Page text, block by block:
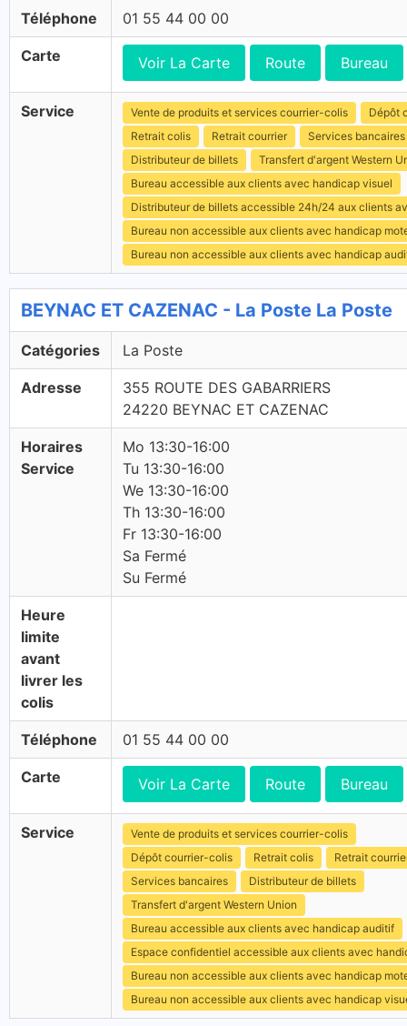
Téléphone 01 55 44 00 00
Carte Voir La Carte Route Bureau
Service Vente de produits et services courrier-colis
Dépôt
Retrait colis
Retrait courrier
Services bancaires
Distributeur de billets
Transfert d'argent Western
Bureau accessible aux clients avec handicap visuel
Distributeur de billets accessible 24h/24 aux clients
Bureau non accessible aux clients avec handicap
Bureau non accessible aux clients avec handicap
BEYNAC ET CAZENAC - La Poste La Poste
Catégories La Poste
Adresse
355 ROUTE DES GABARRIERS
24220 BEYNAC ET CAZENAC
Horaires
Service
Mo 13:30-16:00
Tu 13:30-16:00
We 13:30-16:00
Th 13:30-16:00
Fr 13:30-16:00
Sa Fermé
Su Fermé
Heure
limite
avant
livrer les
colis
Téléphone 01 55 44 00 00
Carte Voir La Carte Route Bureau
Service
Vente de produits et services courrier-colis
Dépôt courrier-colis
Retrait colis
Retrait
Services bancaires
Distributeur de billets
Transfert d'argent Western Union
Bureau accessible aux clients avec handicap auditif
Espace confidentiel accessible aux clients avec
Bureau non accessible aux clients avec handicap
Bureau non accessible aux clients avec handicap